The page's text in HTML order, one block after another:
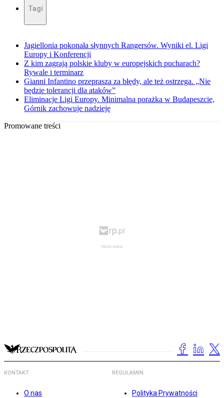
Tagi
Jagiellonia pokonała słynnych Rangersów. Wyniki el. Ligi
Europy i Konferencji
Z kim zagrają polskie kluby w europejskich pucharach?
Rywale i terminarz
Gianni Infantino przeprasza za błędy, ale też ostrzega. „Nie
będzie tolerancji dla ataków”
Eliminacje Ligi Europy. Minimalna porażka w Budapeszcie,
Górnik zachowuje nadzieję
Promowane treści
KONTAKT
O nas
REGULAMIN
Polityka Prywatności